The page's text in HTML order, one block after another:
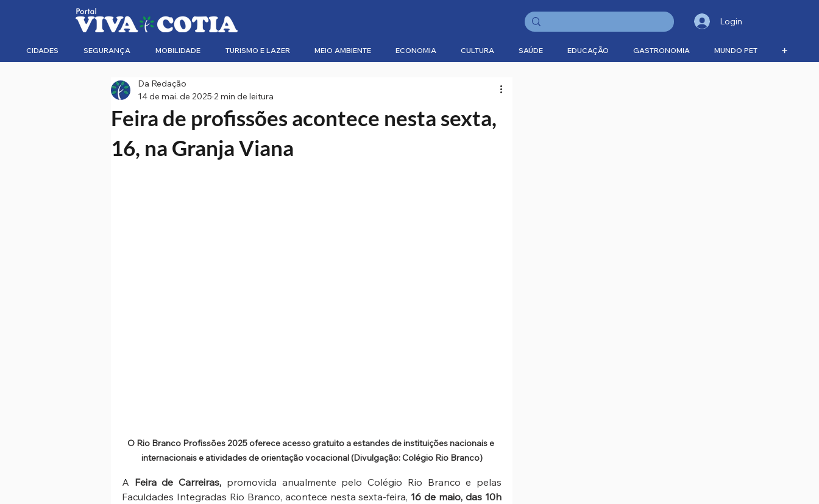
Login
CIDADES SEGURANÇA MOBILIDADE TURISMO E LAZER MEIO AMBIENTE ECONOMIA CULTURA SAÚDE EDUCAÇÃO GASTRONOMIA MUNDO PET ➕
Feira de profissões acontece nesta sexta,
16, na Granja Viana
Da Redação
14 de mai. de 2025 2 min de leitura
O Rio Branco Profissões 2025 oferece acesso gratuito a estandes de instituições nacionais e
internacionais e atividades de orientação vocacional (Divulgação: Colégio Rio Branco)
A Feira de Carreiras, promovida anualmente pelo Colégio Rio Branco e pelas
Faculdades Integradas Rio Branco, acontece nesta sexta-feira, 16 de maio, das 10h